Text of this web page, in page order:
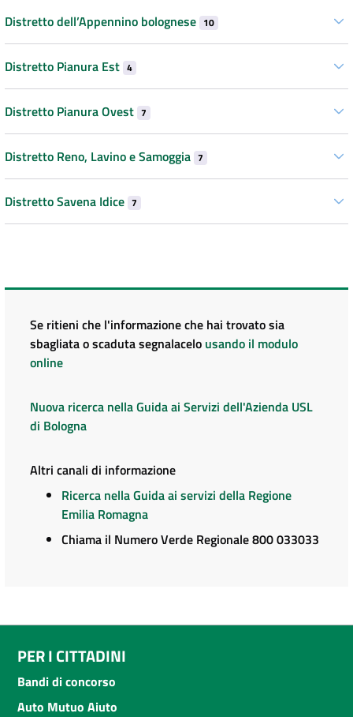
Distretto dell’Appennino bolognese 10
Distretto Pianura Est 4
Distretto Pianura Ovest 7
Distretto Reno, Lavino e Samoggia 7
Distretto Savena Idice 7
Se ritieni che l'informazione che hai trovato sia
sbagliata o scaduta segnalacelo usando il modulo
online
Nuova ricerca nella Guida ai Servizi dell'Azienda USL
di Bologna
Altri canali di informazione
Ricerca nella Guida ai servizi della Regione
Emilia Romagna
Chiama il Numero Verde Regionale 800 033033
PER I CITTADINI
Bandi di concorso
Auto Mutuo Aiuto